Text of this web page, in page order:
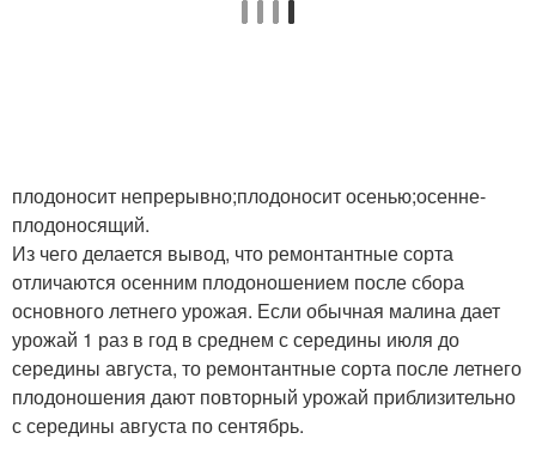
плодоносит непрерывно;плодоносит осенью;осенне-
плодоносящий.
Из чего делается вывод, что ремонтантные сорта
отличаются осенним плодоношением после сбора
основного летнего урожая. Если обычная малина дает
урожай 1 раз в год в среднем с середины июля до
середины августа, то ремонтантные сорта после летнего
плодоношения дают повторный урожай приблизительно
с середины августа по сентябрь.